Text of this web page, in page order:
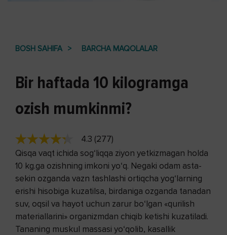
BOSH SAHIFA BARCHA MAQOLALAR
Bir haftada 10 kilogramga
ozish mumkinmi?
4.3 (277)
Qisqa vaqt ichida sog‘liqqa ziyon yetkizmagan holda
10 kg.ga ozishning imkoni yo‘q. Negaki odam asta-
sekin ozganda vazn tashlashi ortiqcha yog‘larning
erishi hisobiga kuzatilsa, birdaniga ozganda tanadan
suv, oqsil va hayot uchun zarur bo‘lgan «qurilish
materiallarini» organizmdan chiqib ketishi kuzatiladi.
Tananing muskul massasi yo‘qolib, kasallik